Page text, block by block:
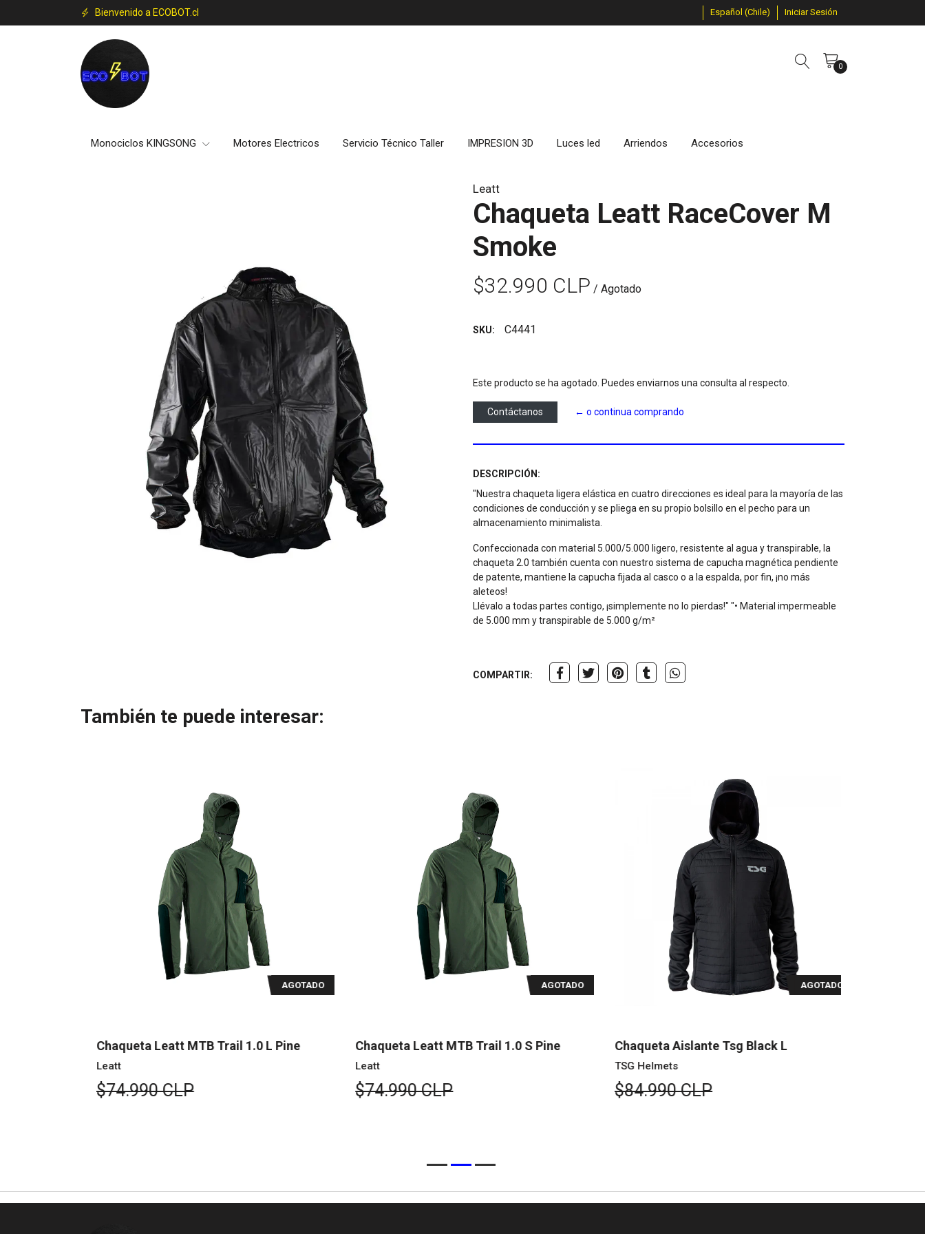
Bienvenido a ECOBOT.cl Español (Chile) Iniciar Sesión
0
Monociclos KINGSONG Motores Electricos Servicio Técnico Taller IMPRESION 3D Luces led Arriendos Accesorios
Leatt
Chaqueta Leatt RaceCover M
Smoke
$32.990 CLP / Agotado
SKU: C4441
Este producto se ha agotado. Puedes enviarnos una consulta al respecto.
Contáctanos ← o continua comprando
DESCRIPCIÓN:
"Nuestra chaqueta ligera elástica en cuatro direcciones es ideal para la mayoría de las
condiciones de conducción y se pliega en su propio bolsillo en el pecho para un
almacenamiento minimalista.
Confeccionada con material 5.000/5.000 ligero, resistente al agua y transpirable, la
chaqueta 2.0 también cuenta con nuestro sistema de capucha magnética pendiente
de patente, mantiene la capucha fijada al casco o a la espalda, por fin, ¡no más
aleteos!
Llévalo a todas partes contigo, ¡simplemente no lo pierdas!" "• Material impermeable
de 5.000 mm y transpirable de 5.000 g/m²
COMPARTIR:
También te puede interesar:
AGOTADO
Chaqueta Leatt MTB Trail 1.0 L Pine
Leatt
$74.990 CLP
AGOTADO
Chaqueta Leatt MTB Trail 1.0 S Pine
Leatt
$74.990 CLP
AGOTADO
Chaqueta Aislante Tsg Black L
TSG Helmets
$84.990 CLP